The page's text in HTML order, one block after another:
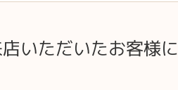
いただいたお客様に